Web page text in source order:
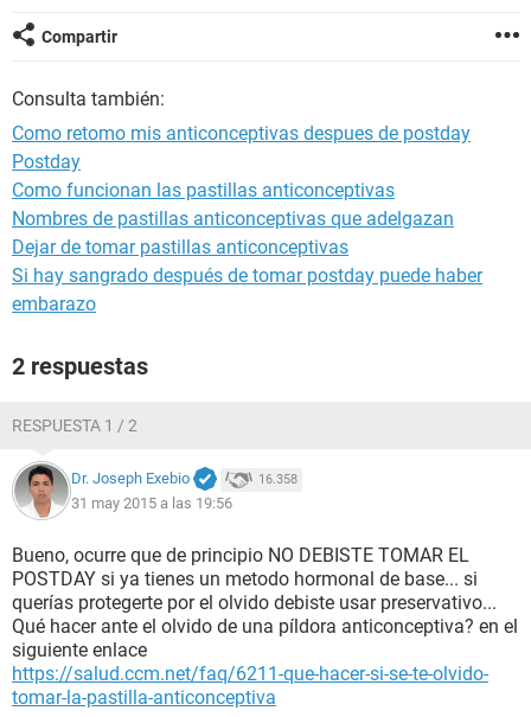
Compartir
Consulta también:
Como retomo mis anticonceptivas despues de postday
Postday
Como funcionan las pastillas anticonceptivas
Nombres de pastillas anticonceptivas que adelgazan
Dejar de tomar pastillas anticonceptivas
Si hay sangrado después de tomar postday puede haber
embarazo
2 respuestas
RESPUESTA 1 / 2
Dr. Joseph Exebio 16.358
31 may 2015 a las 19:56
Bueno, ocurre que de principio NO DEBISTE TOMAR EL
POSTDAY si ya tienes un metodo hormonal de base... si
querías protegerte por el olvido debiste usar preservativo...
Qué hacer ante el olvido de una píldora anticonceptiva? en el
siguiente enlace
https://salud.ccm.net/faq/6211-que-hacer-si-se-te-olvido-
tomar-la-pastilla-anticonceptiva